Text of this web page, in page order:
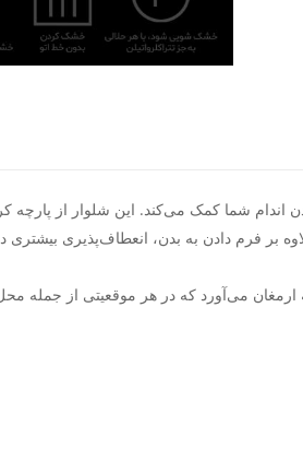
شما کمک می‌کند. این شلوار از پارچه
دادن به بدن، انعطاف‌پذیری بیشتری
ارمغان می‌آورد که در هر موقعیتی از جمله